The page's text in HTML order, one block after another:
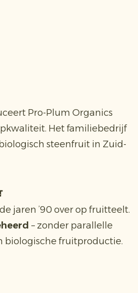
Pro-Plum Organics
Het familiebedrijf
steenfruit in Zuid-
jaren ’90 over op fruitteelt.
– zonder parallelle
biologische fruitproductie.